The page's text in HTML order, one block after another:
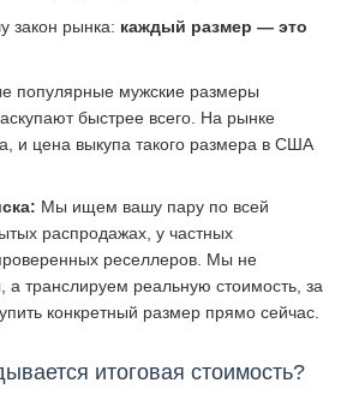
закон рынка: каждый размер — это
популярные мужские размеры
быстрее всего. На рынке
и цена выкупа такого размера в США
Мы ищем вашу пару по всей
распродажах, у частных
реселлеров. Мы не
транслируем реальную стоимость, за
конкретный размер прямо сейчас.
итоговая стоимость?